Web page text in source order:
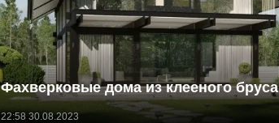
Фахверковые дома из клееного бруса
22:58 30.08.2023